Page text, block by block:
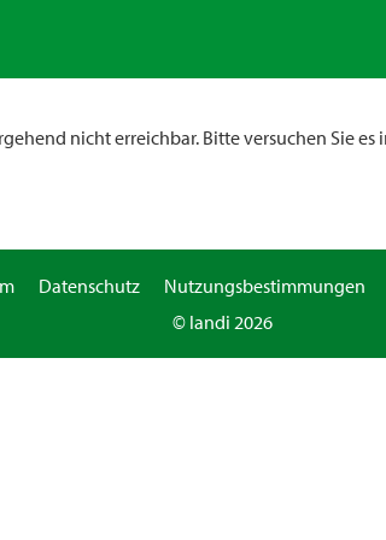
nicht erreichbar. Bitte versuchen Sie
Datenschutz Nutzungsbestimmungen
© landi 2026